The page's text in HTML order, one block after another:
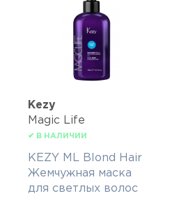
Kezy
Magic Life
✔ В НАЛИЧИИ
KEZY ML Blond Hair
Жемчужная маска
для светлых волос